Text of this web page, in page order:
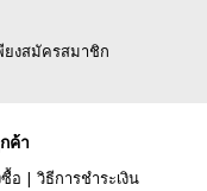
ยงสมัครสมาชิก
ค้า
อ | วิธีการชำระเงิน